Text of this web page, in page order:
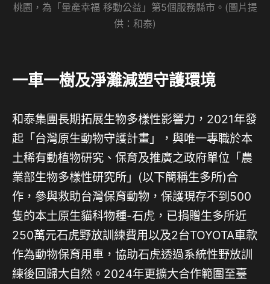
桃園，為「量產幸福 移動公益」第5個服務縣市。(圖片提
供：和泰)
一車一樹及淨灘減塑守護環境
和泰集團長期拓展生物多樣性影響力，2021年發
起「台灣原生動物守護計畫」，與唯一專職於本
土稀有動植物研究、保育及推廣之政府單位「農
業部生物多樣性研究所」(以下簡稱生多所)合
作，參與救助台灣保育動物，保護現存不到500
隻的本土原生貓科物種-石虎，已捐贈生多所近
250萬元石虎野放訓練費用以及2台TOYOTA車款
作為動物保育用車，協助石虎透過系統性野放訓
練後回歸大自然。2024年更擴大合作範圍至臺